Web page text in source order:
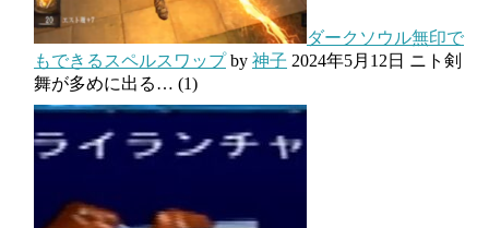
ダークソウル無印で
もできるスペルスワップby 神子 2024年5月12日 ニト剣
舞が多めに出る… (1)